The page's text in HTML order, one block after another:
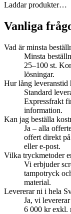
Laddar produkter…
Vanliga
Vad är minsta
Minsta
25–100 st.
lösningar.
Hur lång leveranstid
Standard
Expressfrakt
information.
Kan jag beställa
Ja – alla
offert direkt
eller e-post.
Vilka tryckmetoder
Vi erbjuder
tampotryck
material.
Levererar ni i hela
Ja, vi
6 000 kr exkl.